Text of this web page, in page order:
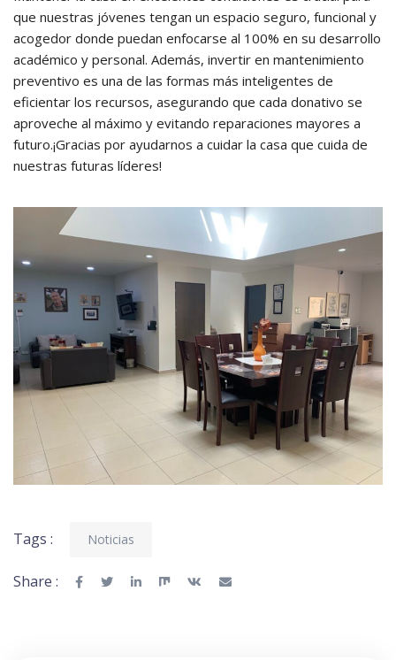
que nuestras jóvenes tengan un espacio seguro, funcional y
acogedor donde puedan enfocarse al 100% en su desarrollo
académico y personal. Además, invertir en mantenimiento
preventivo es una de las formas más inteligentes de
eficientar los recursos, asegurando que cada donativo se
aproveche al máximo y evitando reparaciones mayores a
futuro.¡Gracias por ayudarnos a cuidar la casa que cuida de
nuestras futuras líderes!
Tags : Noticias
Share :